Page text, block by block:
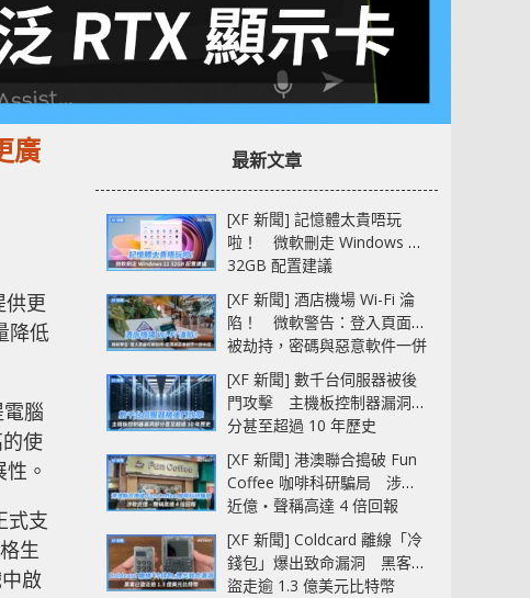
廣
更
降低
腦
使
。
式支
生
啟
最新文章
[XF 新聞] 記憶體太貴唔玩
啦！ 微軟刪走 Windows 11
32GB 配置建議
[XF 新聞] 酒店機場 Wi-Fi 淪
陷！ 微軟警告：登入頁面可
被劫持，密碼與惡意軟件一併
中招
[XF 新聞] 數千台伺服器被後
門攻擊 主機板控制器漏洞部
分甚至超過 10 年歷史
[XF 新聞] 港澳聯合搗破 Fun
Coffee 咖啡科研騙局 涉款
近億‧聲稱高達 4 倍回報
[XF 新聞] Coldcard 離線「冷
錢包」爆出致命漏洞 黑客已
盜走逾 1.3 億美元比特幣